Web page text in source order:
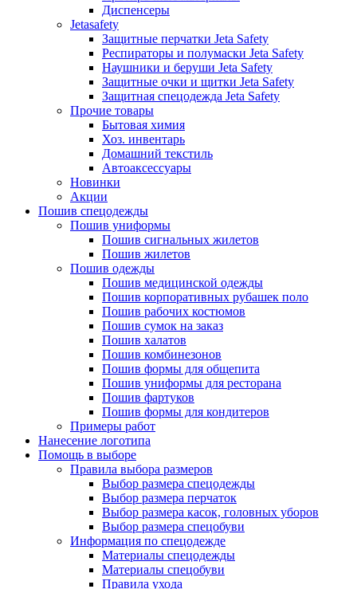
Диспенсеры
Jetasafety
Защитные перчатки Jeta Safety
Респираторы и полумаски Jeta Safety
Наушники и беруши Jeta Safety
Защитные очки и щитки Jeta Safety
Защитная спецодежда Jeta Safety
Прочие товары
Бытовая химия
Хоз. инвентарь
Домашний текстиль
Автоаксессуары
Новинки
Акции
Пошив спецодежды
Пошив униформы
Пошив сигнальных жилетов
Пошив жилетов
Пошив одежды
Пошив медицинской одежды
Пошив корпоративных рубашек поло
Пошив рабочих костюмов
Пошив сумок на заказ
Пошив халатов
Пошив комбинезонов
Пошив формы для общепита
Пошив униформы для ресторана
Пошив фартуков
Пошив формы для кондитеров
Примеры работ
Нанесение логотипа
Помощь в выборе
Правила выбора размеров
Выбор размера спецодежды
Выбор размера перчаток
Выбор размера касок, головных уборов
Выбор размера спецобуви
Информация по спецодежде
Материалы спецодежды
Материалы спецобуви
Правила ухода